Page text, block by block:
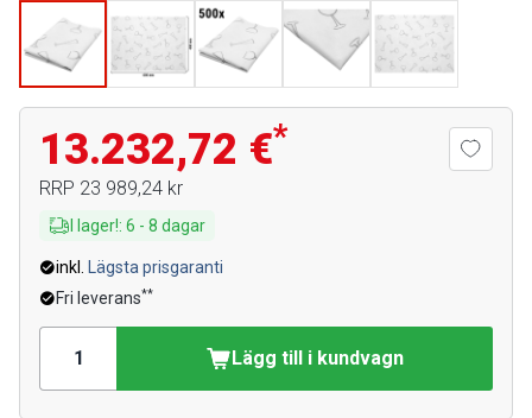
13.232,72 €*
RRP 23 989,24 kr
I lager!: 6 - 8 dagar
inkl.
Lägsta prisgaranti
Fri leverans**
Lägg till i kundvagn